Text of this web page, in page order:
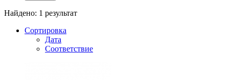
Найдено: 1 результат
Сортировка
Дата
Соответствие